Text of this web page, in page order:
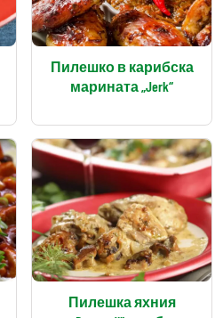
Пилешко в карибска
марината „Jerk“
Пилешка яхния